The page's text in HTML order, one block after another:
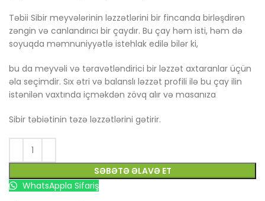
Təbii Sibir meyvələrinin ləzzətlərini bir fincanda birləşdirən
zəngin və canlandırıcı bir çaydır. Bu çay həm isti, həm də
soyuqda məmnuniyyətlə istehlak edilə bilər ki,
bu da meyvəli və təravətləndirici bir ləzzət axtaranlar üçün
əla seçimdir. Sıx ətri və balanslı ləzzət profili ilə bu çay ilin
istənilən vaxtında içməkdən zövq alır və masanıza
Sibir təbiətinin təzə ləzzətlərini gətirir.
SƏBƏTƏ ƏLAVƏ ET
WhatsAppla Sifariş